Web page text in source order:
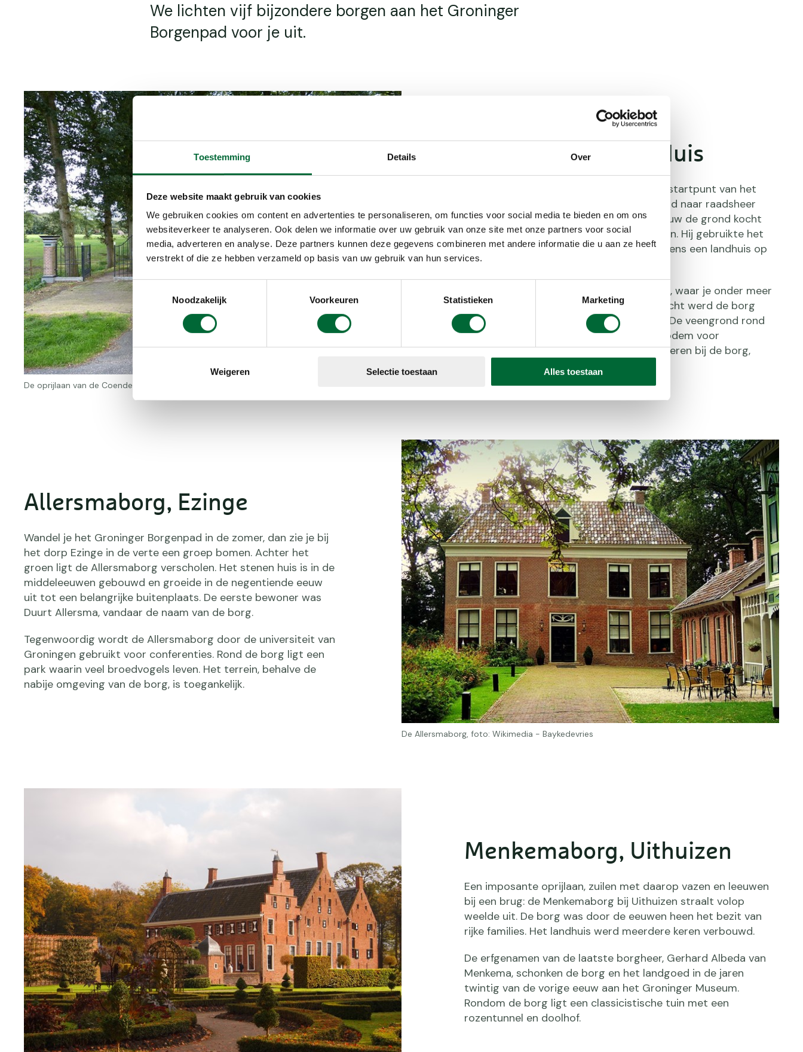
Toestemming Details Over
Deze website maakt gebruik van cookies
We gebruiken cookies om content en advertenties te personaliseren, om functies voor social media te bieden en om ons
websiteverkeer te analyseren. Ook delen we informatie over uw gebruik van onze site met onze partners voor social
media, adverteren en analyse. Deze partners kunnen deze gegevens combineren met andere informatie die u aan ze heeft
verstrekt of die ze hebben verzameld op basis van uw gebruik van hun services.
Toestemmingsselectie
Noodzakelijk
Voorkeuren Statistieken Marketing
Weigeren Selectie toestaan Alles toestaan
We lichten vijf bijzondere borgen aan het Groninger
Borgenpad voor je uit.
De oprijlaan van de Coendersborg, foto: Wikimedia - Willemjans
De Coendersborg, Nuis
De Coendersborg in het dorp Nuis is het startpunt van het
Groninger Borgenpad. De borg is genoemd naar raadsheer
Ludolf Coenders, die eind zeventiende eeuw de grond kocht
waarop toen nog drie boerderijen stonden. Hij gebruikte het
gebied voor veenontginning en liet er tevens een landhuis op
bouwen.
Achter het landhuis ligt het Coendersbos, waar je onder meer
langs het Borgswiekje komt. Via deze gracht werd de borg
vroeger met een trekschuit bevoorraad. De veengrond rond
de Coendersborg is de ideale voedingsbodem voor
stinzenplanten. Bovendien leven er veel dieren bij de borg,
zoals herten en ijsvogels.
Allersmaborg, Ezinge
Wandel je het Groninger Borgenpad in de zomer, dan zie je bij
het dorp Ezinge in de verte een groep bomen. Achter het
groen ligt de Allersmaborg verscholen. Het stenen huis is in de
middeleeuwen gebouwd en groeide in de negentiende eeuw
uit tot een belangrijke buitenplaats. De eerste bewoner was
Duurt Allersma, vandaar de naam van de borg.
Tegenwoordig wordt de Allersmaborg door de universiteit van
Groningen gebruikt voor conferenties. Rond de borg ligt een
park waarin veel broedvogels leven. Het terrein, behalve de
nabije omgeving van de borg, is toegankelijk.
De Allersmaborg, foto: Wikimedia - Baykedevries
Menkemaborg, Uithuizen
Een imposante oprijlaan, zuilen met daarop vazen en leeuwen
bij een brug: de Menkemaborg bij Uithuizen straalt volop
weelde uit. De borg was door de eeuwen heen het bezit van
rijke families. Het landhuis werd meerdere keren verbouwd.
De erfgenamen van de laatste borgheer, Gerhard Albeda van
Menkema, schonken de borg en het landgoed in de jaren
twintig van de vorige eeuw aan het Groninger Museum.
Rondom de borg ligt een classicistische tuin met een
rozentunnel en doolhof.